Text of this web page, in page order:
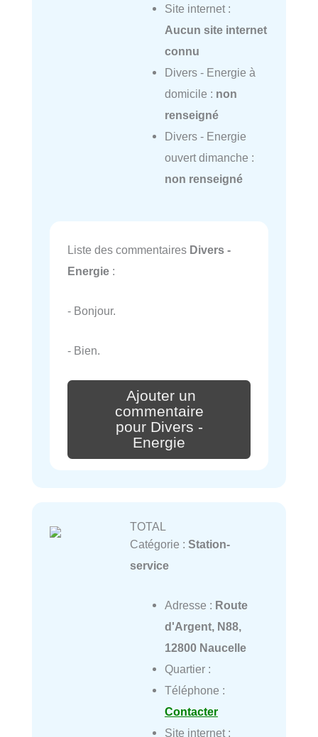
Site internet :
Aucun site internet
connu
Divers - Energie à
domicile : non
renseigné
Divers - Energie
ouvert dimanche :
non renseigné
Liste des commentaires Divers -
Energie :
- Bonjour.
- Bien.
Ajouter un
commentaire
pour Divers -
Energie
TOTAL
Catégorie : Station-
service
Adresse : Route
d'Argent, N88,
12800 Naucelle
Quartier :
Téléphone :
Contacter
Site internet :